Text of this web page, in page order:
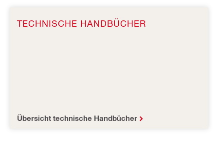
TECHNISCHE HANDBÜCHER
Übersicht technische Handbücher